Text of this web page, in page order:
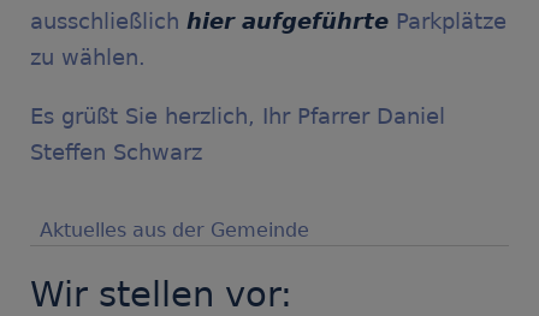
ausschließlich hier aufgeführte Parkplätze
zu wählen.
Es grüßt Sie herzlich, Ihr Pfarrer Daniel
Steffen Schwarz
Aktuelles aus der Gemeinde
Wir stellen vor: